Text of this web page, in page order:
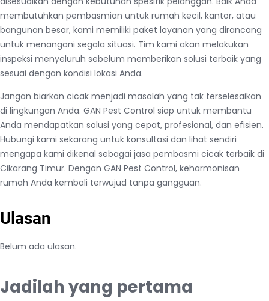
membutuhkan pembasmian untuk rumah kecil, kantor, atau
bangunan besar, kami memiliki paket layanan yang dirancang
untuk menangani segala situasi. Tim kami akan melakukan
inspeksi menyeluruh sebelum memberikan solusi terbaik yang
sesuai dengan kondisi lokasi Anda.
Jangan biarkan cicak menjadi masalah yang tak terselesaikan
di lingkungan Anda. GAN Pest Control siap untuk membantu
Anda mendapatkan solusi yang cepat, profesional, dan efisien.
Hubungi kami sekarang untuk konsultasi dan lihat sendiri
mengapa kami dikenal sebagai jasa pembasmi cicak terbaik di
Cikarang Timur. Dengan GAN Pest Control, keharmonisan
rumah Anda kembali terwujud tanpa gangguan.
Ulasan
Belum ada ulasan.
Jadilah yang pertama